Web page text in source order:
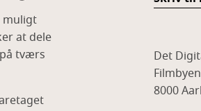
muligt
at dele
tværs
Det
8000